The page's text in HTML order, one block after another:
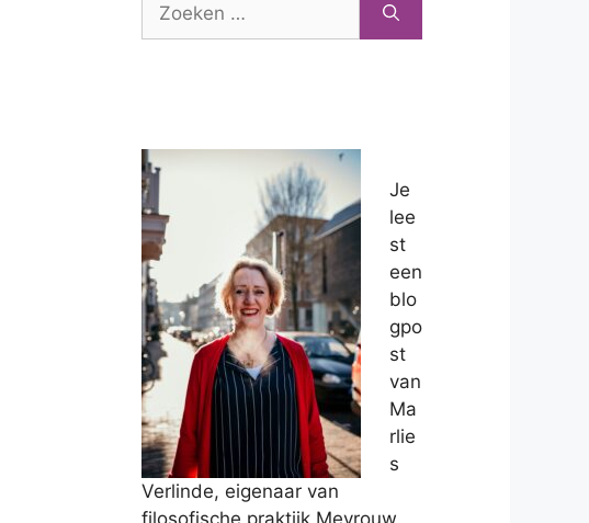
naar:
Je
lee
st
een
blo
gpo
st
van
Ma
rlie
s
Verlinde, eigenaar van